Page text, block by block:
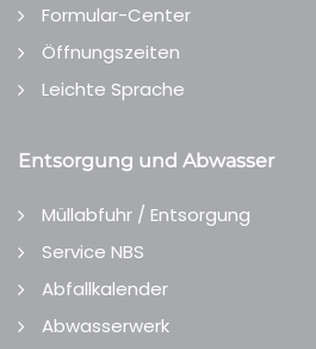
Formular-Center
Öffnungszeiten
Leichte Sprache
Entsorgung und Abwasser
Müllabfuhr / Entsorgung
Service NBS
Abfallkalender
Abwasserwerk